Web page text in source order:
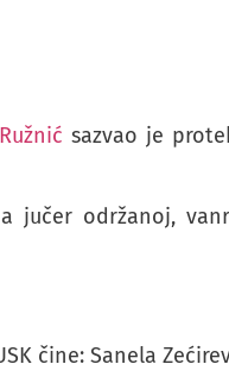
sazvao je
jučer održanoj,
čine: Sanela